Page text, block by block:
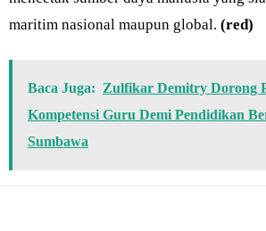
maritim nasional maupun global. (red)
Baca Juga: Zulfikar Demitry Dorong
Kompetensi Guru Demi Pendidikan
Sumbawa